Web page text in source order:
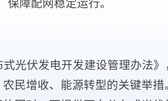
障配网稳定运行。
光伏发电开发建设管理办法》
民增收、能源转型的关键举